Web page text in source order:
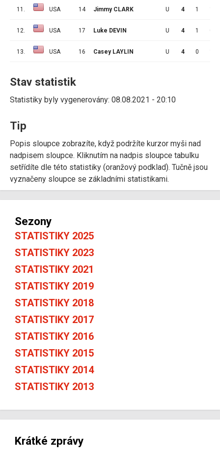
11. USA 14 Jimmy CLARK U 4 1
12. USA 17 Luke DEVIN U 4 1 0
13. USA 16 Casey LAYLIN U 4 0
Stav statistik
Statistiky byly vygenerovány: 08.08.2021 - 20:10
Tip
Popis sloupce zobrazíte, když podržíte kurzor myši nad
nadpisem sloupce. Kliknutím na nadpis sloupce tabulku
setřídíte dle této statistiky (oranžový podklad). Tučně jsou
vyznačeny sloupce se základními statistikami.
Sezony
STATISTIKY 2025
STATISTIKY 2023
STATISTIKY 2021
STATISTIKY 2019
STATISTIKY 2018
STATISTIKY 2017
STATISTIKY 2016
STATISTIKY 2015
STATISTIKY 2014
STATISTIKY 2013
Krátké zprávy